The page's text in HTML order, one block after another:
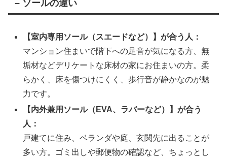
– ソールの違い
【室内専用ソール（スエードなど）】が合う人：
マンション住まいで階下への足音が気になる方、無
垢材などデリケートな床材の家にお住まいの方。柔
らかく、床を傷つけにくく、歩行音が静かなのが魅
力です。
【内外兼用ソール（EVA、ラバーなど）】が合う
人：
戸建てに住み、ベランダや庭、玄関先に出ることが
多い方。ゴミ出しや郵便物の確認など、ちょっとし